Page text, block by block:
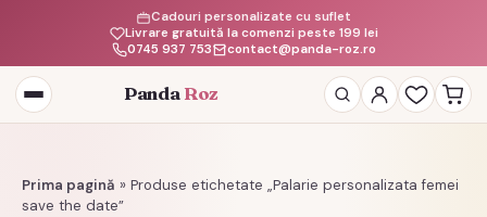
Livrare gratuită la comenzi peste 199 lei
Cadouri personalizate cu suflet
0745 937 753
contact@panda-roz.ro
Deschide
meniul
Panda Roz
Prima pagină » Produse etichetate „Palarie personalizata femei
save the date”